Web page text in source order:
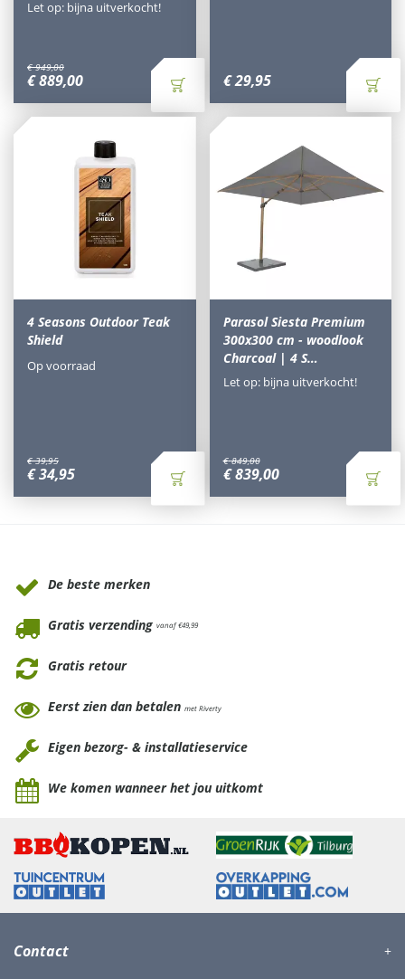
€ 949,00
€889,00
Let op: bijna uitverkocht!
€29,95
4 Seasons Outdoor Teak
Shield
€ 39,95
€34,95
Op voorraad
Parasol Siesta Premium
300x300 cm - woodlook
Charcoal | 4 S…
€ 849,00
€ 839,00
Let op: bijna uitverkocht!
De beste merken
Gratis verzending vanaf €49,99
Gratis retour
Eerst zien dan betalen met Riverty
Eigen bezorg- & installatieservice
We komen wanneer het jou uitkomt
Contact